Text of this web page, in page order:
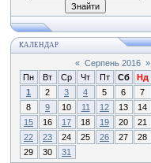
КАЛЕНДАР
« Серпень 2016 »
Пн
Вт Ср Чт Пт Сб
Нд
1
2 3 4 5 6
7
8
9 10 11 12 13
14
15
16 17 18 19 20
21
22
23 24 25 26 27
28
29
30 31